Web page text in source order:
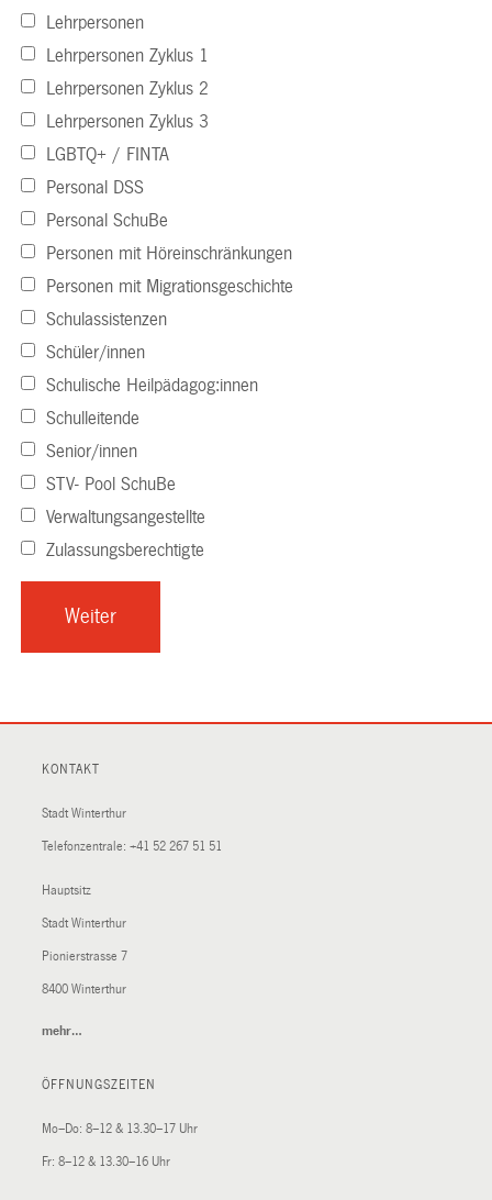
Lehrpersonen
Lehrpersonen Zyklus 1
Lehrpersonen Zyklus 2
Lehrpersonen Zyklus 3
LGBTQ+ / FINTA
Personal DSS
Personal SchuBe
Personen mit Höreinschränkungen
Personen mit Migrationsgeschichte
Schulassistenzen
Schüler/innen
Schulische Heilpädagog:innen
Schulleitende
Senior/innen
STV- Pool SchuBe
Verwaltungsangestellte
Zulassungsberechtigte
KONTAKT
Stadt Winterthur
Telefonzentrale: +41 52 267 51 51
Hauptsitz
Stadt Winterthur
Pionierstrasse 7
8400 Winterthur
mehr…
ÖFFNUNGSZEITEN
Mo–Do: 8–12 & 13.30–17 Uhr
Fr: 8–12 & 13.30–16 Uhr